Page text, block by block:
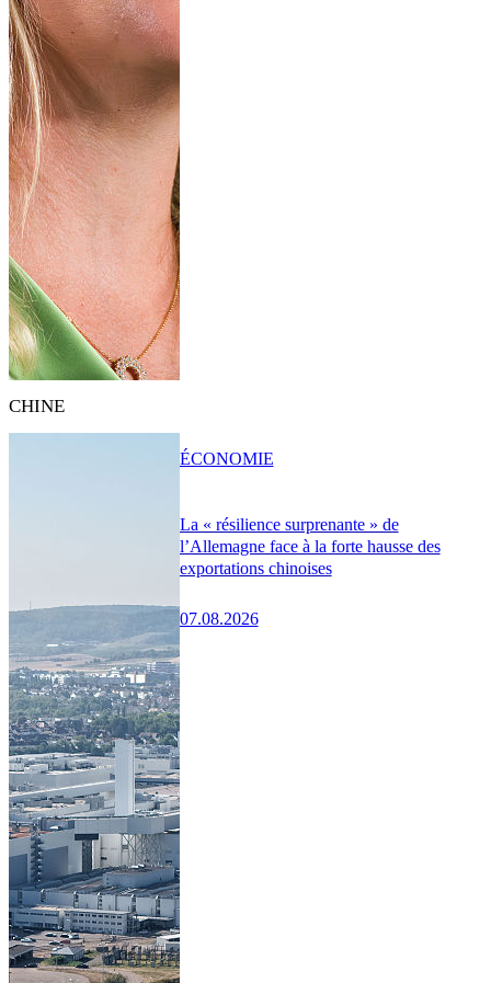
CHINE
La « résilience surprenante » de
l’Allemagne face à la forte hausse des
exportations chinoises
07.08.2026
ÉCONOMIE